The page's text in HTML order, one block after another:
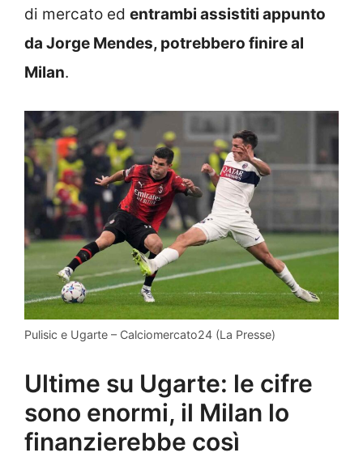
di mercato ed entrambi assistiti appunto
da Jorge Mendes, potrebbero finire al
Milan.
Pulisic e Ugarte – Calciomercato24 (La Presse)
Ultime su Ugarte: le cifre
sono enormi, il Milan lo
finanzierebbe così